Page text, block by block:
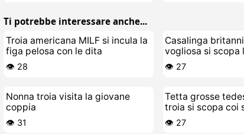
Ti potrebbe interessare anche...
Troia americana MILF si incula la
figa pelosa con le dita
👁️ 28
Casalinga
vogliosa si scopa
👁️ 27
Nonna troia visita la giovane
coppia
👁️ 31
Tetta grosse
troia si scopa coi
👁️ 27